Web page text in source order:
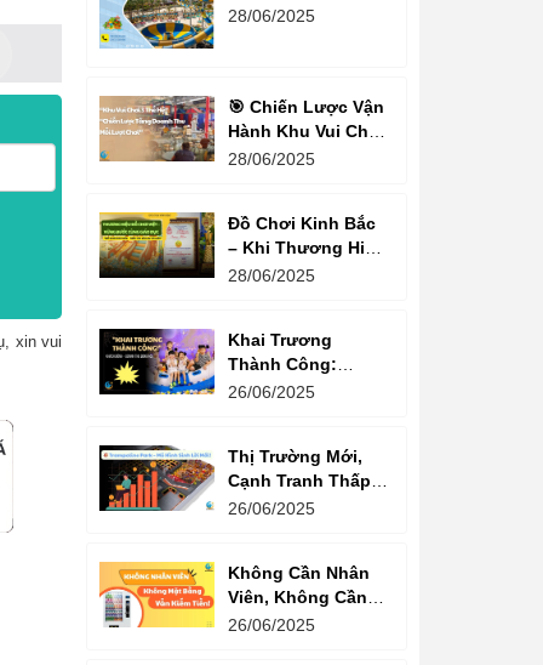
xin vui
GIẢI TRÍ NGHÌN M²
28/06/2025
🎯 Chiến Lược Vận
Hành Khu Vui Chơi
3 Thế Hệ – Tối Đa
28/06/2025
Đồ Chơi Kinh Bắc
– Khi Thương Hiệu
Vững Mạnh Bắt
28/06/2025
Khai Trương
Thành Công:
Khách Nườm
Quyết Là Gì?
26/06/2025
Thị Trường Mới,
Cạnh Tranh Thấp –
Trampoline Park Là
26/06/2025
Không Cần Nhân
Viên, Không Cần
Cửa Hàng – Chỉ
26/06/2025